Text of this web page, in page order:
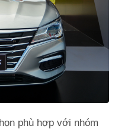
phù hợp với nhóm